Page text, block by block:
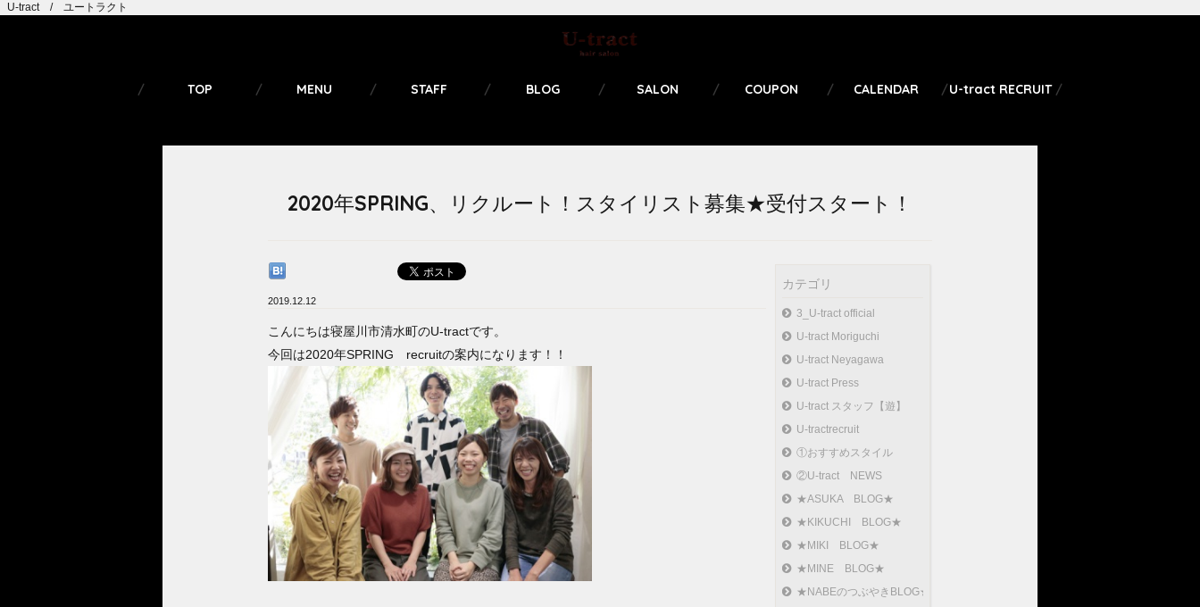
U-tract / ユートラクト
TOP MENU STAFF BLOG SALON COUPON CALENDAR U-tract RECRUIT
2020年SPRING、リクルート！スタイリスト募集★受付スタート！
2019.12.12
こんにちは寝屋川市清水町のU-tractです。
今回は2020年SPRING recruitの案内になります！！
カテゴリ
3_U-tract official
U-tract Moriguchi
U-tract Neyagawa
U-tract Press
U-tract スタッフ【遊】
U-tractrecruit
①おすすめスタイル
②U-tract NEWS
★ASUKA BLOG★
★KIKUCHI BLOG★
★MIKI BLOG★
★MINE BLOG★
★NABEのつぶやきBLOG★